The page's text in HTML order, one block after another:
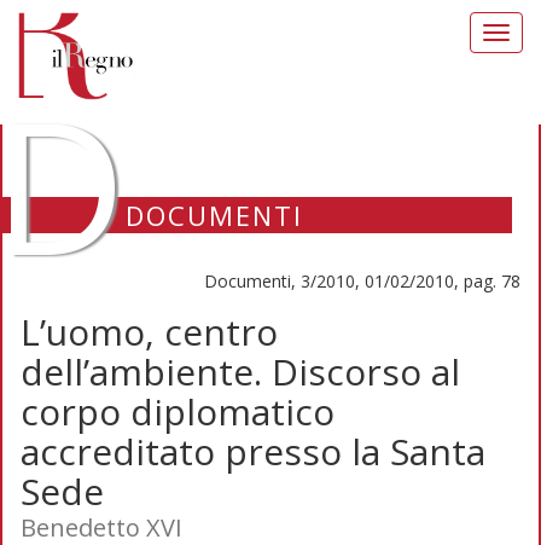
DOCUMENTI
Documenti, 3/2010, 01/02/2010, pag. 78
L’uomo, centro
dell’ambiente. Discorso al
corpo diplomatico
accreditato presso la Santa
Sede
Benedetto XVI